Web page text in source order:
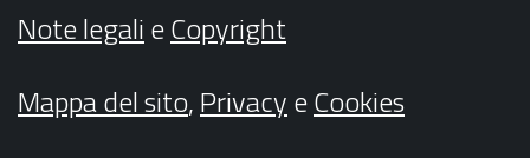
Note legalieCopyright
Mappa del sito,PrivacyeCookies